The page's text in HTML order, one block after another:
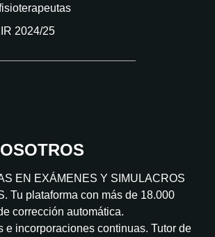
2024/25
EN EXÁMENES Y SIMULACROS
Tu plataforma con más de 18.000
corrección automática.
e incorporaciones continuas. Tutor de